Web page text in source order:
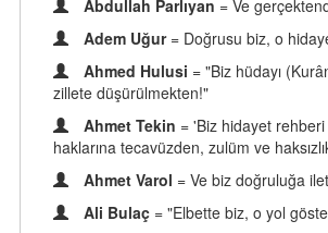
Abdullah Parlıyan = Ve
Adem Uğur = Doğrusu biz, o
Ahmed Hulusi = "Biz hüdayı
zillete düşürülmekten!"
Ahmet Tekin = 'Biz hidayet
haklarına tecavüzden, zulüm ve
Ahmet Varol = Ve biz doğruluğa
Ali Bulaç = "Elbette biz, o yol